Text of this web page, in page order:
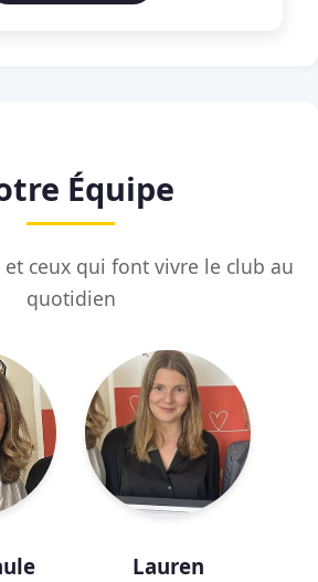
Équipe
et ceux qui font vivre le club au
quotidien
Lauren